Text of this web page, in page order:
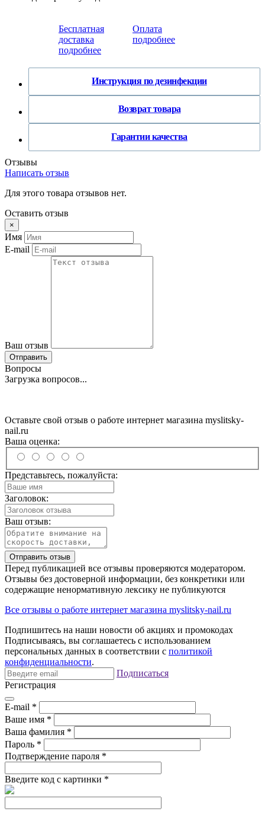
Бесплатная
доставка
подробнее
Оплата
подробнее
Инструкция по дезинфекции
Возврат товара
Гарантии качества
Отзывы
Написать отзыв
Для этого товара отзывов нет.
Оставить отзыв
×
Имя
E-mail
Ваш отзыв
Отправить
Вопросы
Загрузка вопросов...
Оставьте свой отзыв о работе интернет магазина myslitsky-
nail.ru
Ваша оценка:
Представьтесь, пожалуйста:
Заголовок:
Ваш отзыв:
Отправить отзыв
Перед публикацией все отзывы проверяются модератором.
Отзывы без достоверной информации, без конкретики или
содержащие ненормативную лексику не публикуются
Все отзывы о работе интернет магазина myslitsky-nail.ru
Подпишитесь на наши новости об акциях и промокодах
Подписываясь, вы соглашаетесь с использованием
персональных данных в соответствии с политикой
конфиденциальности.
Подписаться
Регистрация
E-mail *
Ваше имя *
Ваша фамилия *
Пароль *
Подтверждение пароля *
Введите код с картинки *